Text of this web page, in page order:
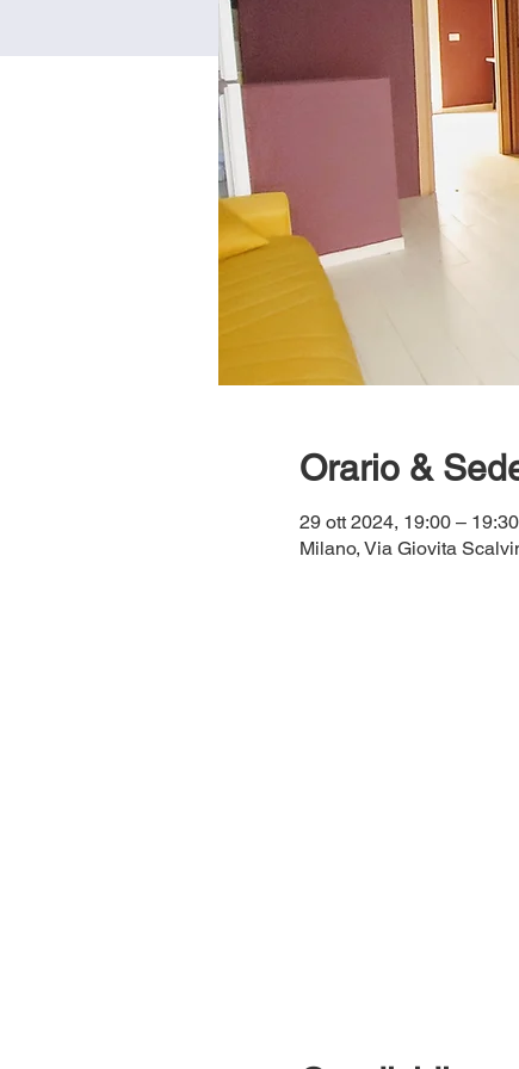
Orario &
29 ott 2024, 19:00 – 19:30
Milano, Via Giovita